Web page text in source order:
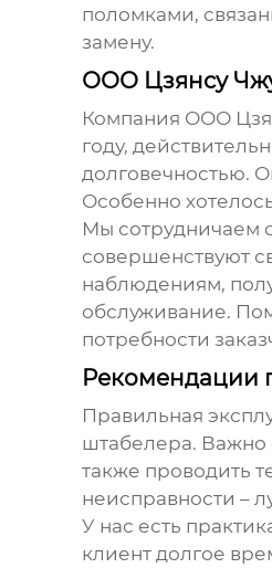
поломками,
замену.
ООО Цзянсу
Компания ООО
году,
долговечностью.
Особенно
Мы сотрудничаем
совершенствуют
наблюдениям,
обслуживание.
потребности
Рекомендации
Правильная
штабелера. Важно
также проводить
неисправности –
У нас есть
клиент долгое